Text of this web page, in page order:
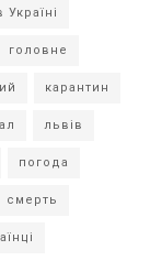
Україні
головне
карантин
львів
погода
смерть